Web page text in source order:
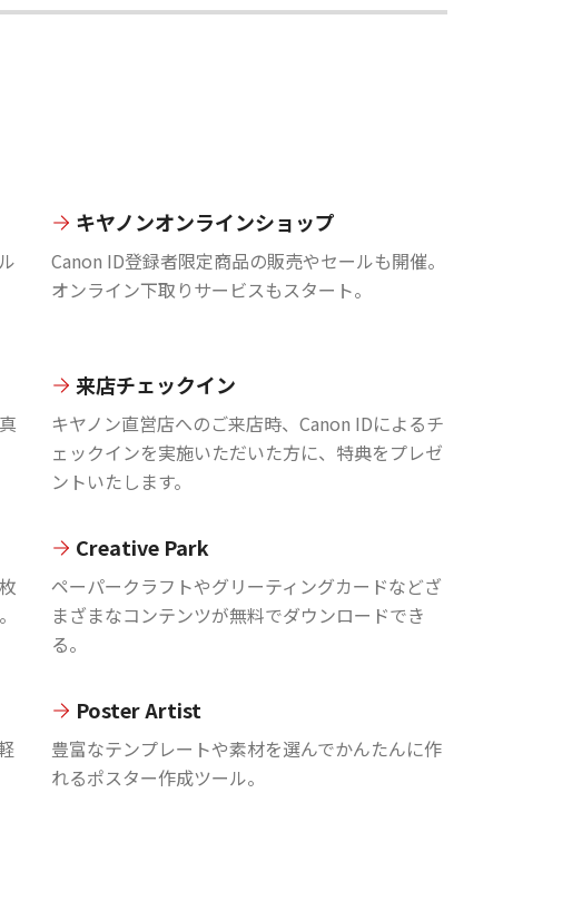
キヤノンオンラインショップ
Canon ID登録者限定商品の販売やセールも開催。
オンライン下取りサービスもスタート。
来店チェックイン
キヤノン直営店へのご来店時、Canon IDによるチ
ェックインを実施いただいた方に、特典をプレゼ
ントいたします。
Creative Park
ペーパークラフトやグリーティングカードなどざ
まざまなコンテンツが無料でダウンロードでき
る。
Poster Artist
豊富なテンプレートや素材を選んでかんたんに作
れるポスター作成ツール。